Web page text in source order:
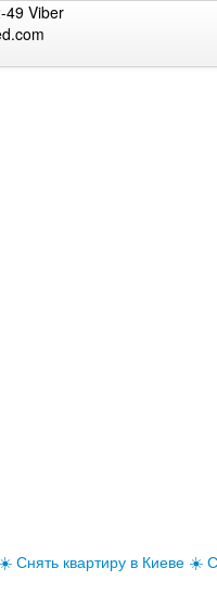
49 Viber
квартиру в Киеве ☀️